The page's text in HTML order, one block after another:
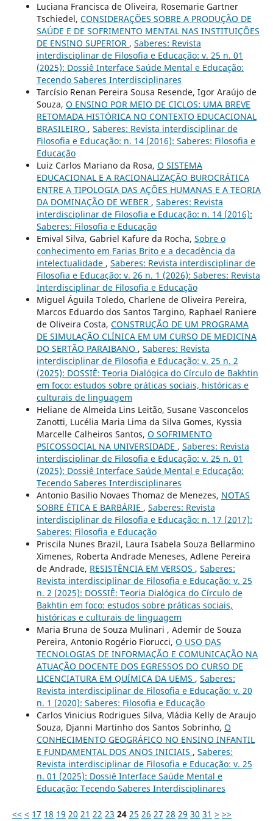
Luciana Francisca de Oliveira, Rosemarie Gartner
Tschiedel, CONSIDERAÇÕES SOBRE A PRODUÇÃO DE
SAÚDE E DE SOFRIMENTO MENTAL NAS INSTITUIÇÕES
DE ENSINO SUPERIOR , Saberes: Revista
interdisciplinar de Filosofia e Educação: v. 25 n. 01
(2025): Dossiê Interface Saúde Mental e Educação:
Tecendo Saberes Interdisciplinares
Tarcísio Renan Pereira Sousa Resende, Igor Araújo de
Souza, O ENSINO POR MEIO DE CICLOS: UMA BREVE
RETOMADA HISTÓRICA NO CONTEXTO EDUCACIONAL
BRASILEIRO , Saberes: Revista interdisciplinar de
Filosofia e Educação: n. 14 (2016): Saberes: Filosofia e
Educação
Luiz Carlos Mariano da Rosa, O SISTEMA
EDUCACIONAL E A RACIONALIZAÇÃO BUROCRÁTICA
ENTRE A TIPOLOGIA DAS AÇÕES HUMANAS E A TEORIA
DA DOMINAÇÃO DE WEBER , Saberes: Revista
interdisciplinar de Filosofia e Educação: n. 14 (2016):
Saberes: Filosofia e Educação
Emival Silva, Gabriel Kafure da Rocha, Sobre o
conhecimento em Farias Brito e a decadência da
intelectualidade , Saberes: Revista interdisciplinar de
Filosofia e Educação: v. 26 n. 1 (2026): Saberes: Revista
Interdisciplinar de Filosofia e Educação
Miguel Águila Toledo, Charlene de Oliveira Pereira,
Marcos Eduardo dos Santos Targino, Raphael Raniere
de Oliveira Costa, CONSTRUÇÃO DE UM PROGRAMA
DE SIMULAÇÃO CLÍNICA EM UM CURSO DE MEDICINA
DO SERTÃO PARAIBANO , Saberes: Revista
interdisciplinar de Filosofia e Educação: v. 25 n. 2
(2025): DOSSIÊ: Teoria Dialógica do Círculo de Bakhtin
em foco: estudos sobre práticas sociais, históricas e
culturais de linguagem
Heliane de Almeida Lins Leitão, Susane Vasconcelos
Zanotti, Lucélia Maria Lima da Silva Gomes, Kyssia
Marcelle Calheiros Santos, O SOFRIMENTO
PSICOSSOCIAL NA UNIVERSIDADE , Saberes: Revista
interdisciplinar de Filosofia e Educação: v. 25 n. 01
(2025): Dossiê Interface Saúde Mental e Educação:
Tecendo Saberes Interdisciplinares
Antonio Basilio Novaes Thomaz de Menezes, NOTAS
SOBRE ÉTICA E BARBÁRIE , Saberes: Revista
interdisciplinar de Filosofia e Educação: n. 17 (2017):
Saberes: Filosofia e Educação
Priscila Nunes Brazil, Laura Isabela Souza Bellarmino
Ximenes, Roberta Andrade Meneses, Adlene Pereira
de Andrade, RESISTÊNCIA EM VERSOS , Saberes:
Revista interdisciplinar de Filosofia e Educação: v. 25
n. 2 (2025): DOSSIÊ: Teoria Dialógica do Círculo de
Bakhtin em foco: estudos sobre práticas sociais,
históricas e culturais de linguagem
Maria Bruna de Souza Mulinari , Ademir de Souza
Pereira, Antonio Rogério Fiorucci, O USO DAS
TECNOLOGIAS DE INFORMAÇÃO E COMUNICAÇÃO NA
ATUAÇÃO DOCENTE DOS EGRESSOS DO CURSO DE
LICENCIATURA EM QUÍMICA DA UEMS , Saberes:
Revista interdisciplinar de Filosofia e Educação: v. 20
n. 1 (2020): Saberes: Filosofia e Educação
Carlos Vinicius Rodrigues Silva, Vládia Kelly de Araujo
Souza, Djanni Martinho dos Santos Sobrinho, O
CONHECIMENTO GEOGRÁFICO NO ENSINO INFANTIL
E FUNDAMENTAL DOS ANOS INICIAIS , Saberes:
Revista interdisciplinar de Filosofia e Educação: v. 25
n. 01 (2025): Dossiê Interface Saúde Mental e
Educação: Tecendo Saberes Interdisciplinares
<< < 17 18 19 20 21 22 23 24 25 26 27 28 29 30 31 > >>